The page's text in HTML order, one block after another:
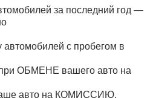
за последний год —
с пробегом в
ОБМЕНЕ вашего авто на
авто на КОМИССИЮ,